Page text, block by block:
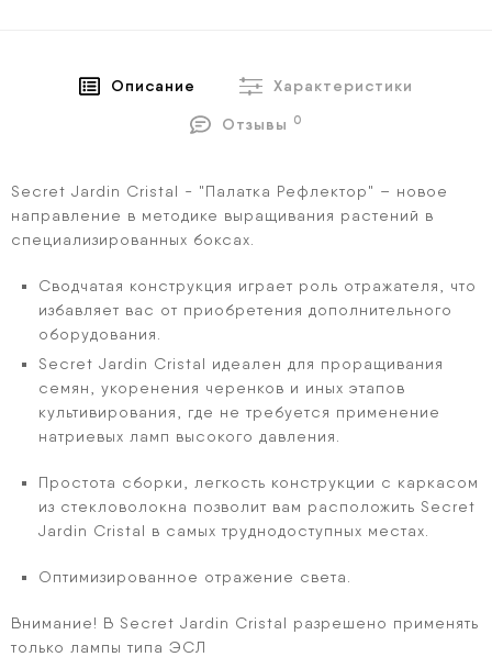
Описание
Характеристики
Отзывы
0
Secret Jardin Cristal - "Палатка Рефлектор" – новое
направление в методике выращивания растений в
специализированных боксах.
Сводчатая конструкция играет роль отражателя, что
избавляет вас от приобретения дополнительного
оборудования.
Secret Jardin Cristal идеален для проращивания
семян, укоренения черенков и иных этапов
культивирования, где не требуется применение
натриевых ламп высокого давления.
Простота сборки, легкость конструкции с каркасом
из стекловолокна позволит вам расположить Secret
Jardin Cristal в самых труднодоступных местах.
Оптимизированное отражение света.
Внимание! В Secret Jardin Cristal разрешено применять
только лампы типа ЭСЛ